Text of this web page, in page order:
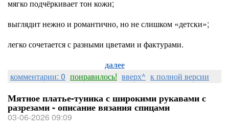
мягко подчёркивает тон кожи;
выглядит нежно и романтично, но не слишком «детски»;
легко сочетается с разными цветами и фактурами.
далее
комментарии: 0 понравилось! вверх^ к полной версии
Мятное платье-туника с широкими рукавами с
разрезами - описание вязания спицами
03-06-2026 09:09